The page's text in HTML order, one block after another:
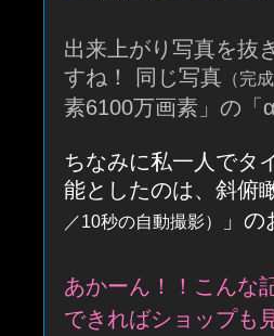
出来上がり写真を抜
すね！ 同じ写真 （完
素6100万画素」の「
ちなみに私一人でタ
能としたのは、斜俯
／10秒の自動撮影） 」
あかーん！！こんな
できればショップも